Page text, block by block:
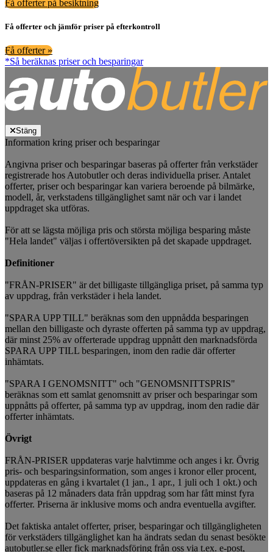
Få offerter på besiktning
Få offerter och jämför priser på efterkontroll
Få offerter »
*Så beräknas priser och besparingar
Stäng
Information kring priser och besparingar
Angivna priser och besparingar baseras på offerter från verkstäder
registrerade hos Autobutler och deras individuella priser. Antalet
offerter, priser och besparingar kan variera beroende på bilmärke,
modell, år, verkstadens tillgänglighet samt när och var i landet
uppdraget ska utföras.
För att se lägsta möjliga pris och största möjliga besparing måste
"Hela landet" väljas i offertöversikten på det skapade uppdraget.
Definitioner
"FRÅN-PRISER" är det billigaste tillgängliga priset, på samma typ
av uppdrag, från verkstäder i hela landet.
"SPARA UPP TILL" beräknas som den uppnådda besparingen
mellan den billigaste och dyraste offerten på samma typ av uppdrag,
där minst 25% av offerterade uppdrag uppnått den marknadsförda
SPARA UPP TILL besparingen, inom den radie där offerter
inhämtats.
"SPARA I GENOMSNITT" och "GENOMSNITTSPRIS"
beräknas som ett samlat genomsnitt av priser och besparingar som
uppnåtts på offerter, på samma typ av uppdrag, inom den radie där
offerter inhämtats.
Övrigt
FRÅN-PRISER uppdateras varje halvtimme och anges i kr. Övrig
pris- och besparingsinformation, som anges i kronor eller procent,
uppdateras en gång i kvartalet (1 jan., 1 apr., 1 juli och 1 okt.) och
baseras på 12 månaders data från uppdrag som har fått minst fyra
offerter. Priserna är inklusive moms och andra eventuella avgifter.
Det faktiska antalet offerter, priser, besparingar och tillgängligheten
för verkstäders tillgänglighet kan ha ändrats sedan du senast besökte
autobutler.se eller fick marknadsföring från oss via t.ex. e-post,